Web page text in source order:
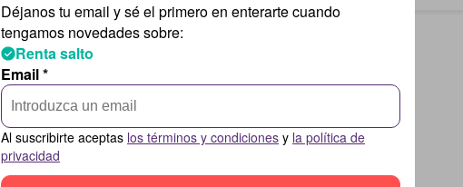
Déjanos tu email y sé el primero en enterarte cuando
tengamos novedades sobre:
Renta salto
Email *
Al suscribirte aceptas los términos y condiciones y la política de
privacidad